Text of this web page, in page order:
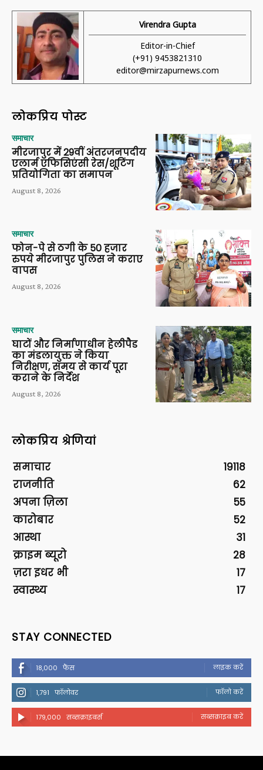
Virendra Gupta
Editor-in-Chief
(+91) 9453821310
editor@mirzapurnews.com
लोकप्रिय पोस्ट
समाचार
मीरजापुर में 29वीं अंतरजनपदीय
एलार्म एफिसिएंसी रेस/शूटिंग
प्रतियोगिता का समापन
August 8, 2026
समाचार
फोन-पे से ठगी के 50 हजार
रुपये मीरजापुर पुलिस ने कराए
वापस
August 8, 2026
समाचार
घाटों और निर्माणाधीन हेलीपैड
का मंडलायुक्त ने किया
निरीक्षण, समय से कार्य पूरा
कराने के निर्देश
August 8, 2026
लोकप्रिय श्रेणियां
समाचार
19118
राजनीति
62
अपना ज़िला
55
कारोबार
52
आस्था
31
क्राइम ब्यूरो
28
ज़रा इधर भी
17
स्वास्थ्य
17
STAY CONNECTED
18,000 फैंस लाइक करें
1,791 फॉलोवर फॉलो करें
179,000 सब्सक्राइबर्स सब्सक्राइब करें